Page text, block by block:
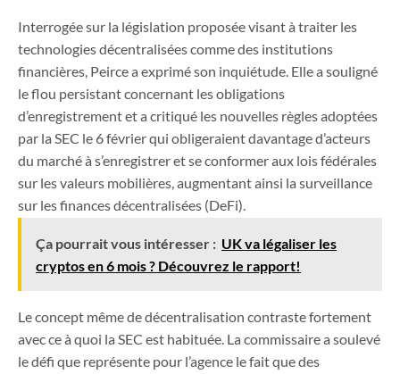
Interrogée sur la législation proposée visant à traiter les
technologies décentralisées comme des institutions
financières, Peirce a exprimé son inquiétude. Elle a souligné
le flou persistant concernant les obligations
d’enregistrement et a critiqué les nouvelles règles adoptées
par la SEC le 6 février qui obligeraient davantage d’acteurs
du marché à s’enregistrer et se conformer aux lois fédérales
sur les valeurs mobilières, augmentant ainsi la surveillance
sur les finances décentralisées (DeFi).
Ça pourrait vous intéresser : UK va légaliser les
cryptos en 6 mois ? Découvrez le rapport!
Le concept même de décentralisation contraste fortement
avec ce à quoi la SEC est habituée. La commissaire a soulevé
le défi que représente pour l’agence le fait que des